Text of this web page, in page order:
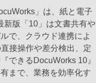
」は、紙と電子
新版「10」は文書共有や
で、クラウド連携によ
接操作や差分検出、定
できるDocuWorks 10』
まで、業務を効率化す